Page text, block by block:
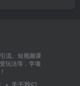
流、短视频课
玩法等，学项